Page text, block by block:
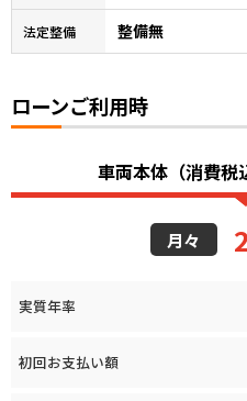
法定整備 整備無
ローンご利用時
車両本体（消費税
月々
実質年率
初回お支払い額